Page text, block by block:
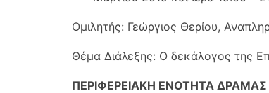
Ομιλητής: Γεώργιος Θερίου,
Θέμα Διάλεξης: Ο δεκάλογος της
ΠΕΡΙΦΕΡΕΙΑΚΗ ΕΝΟΤΗΤΑ ΔΡΑΜΑΣ